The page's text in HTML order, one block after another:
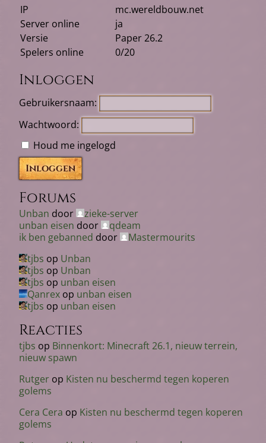
IP
mc.wereldbouw.net
Server online
ja
Versie
Paper 26.2
Spelers online
0/20
Inloggen
Gebruikersnaam:
Wachtwoord:
Houd me ingelogd
Inloggen
Forums
Unban door
zieke-server
unban eisen door
qdeam
ik ben gebanned door
Mastermourits
tjbs op Unban
tjbs op Unban
tjbs op unban eisen
Qanrex op unban eisen
tjbs op unban eisen
Reacties
tjbs op Binnenkort: Minecraft 26.1, nieuw terrein,
nieuw spawn
Rutger op Kisten nu beschermd tegen koperen
golems
Cera Cera op Kisten nu beschermd tegen koperen
golems